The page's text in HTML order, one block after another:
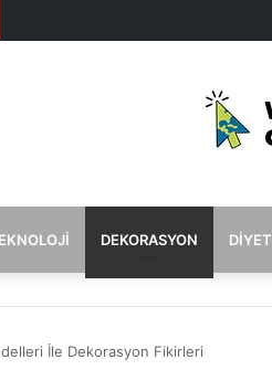
DEKORASYON DIYET
İle Dekorasyon Fikirleri